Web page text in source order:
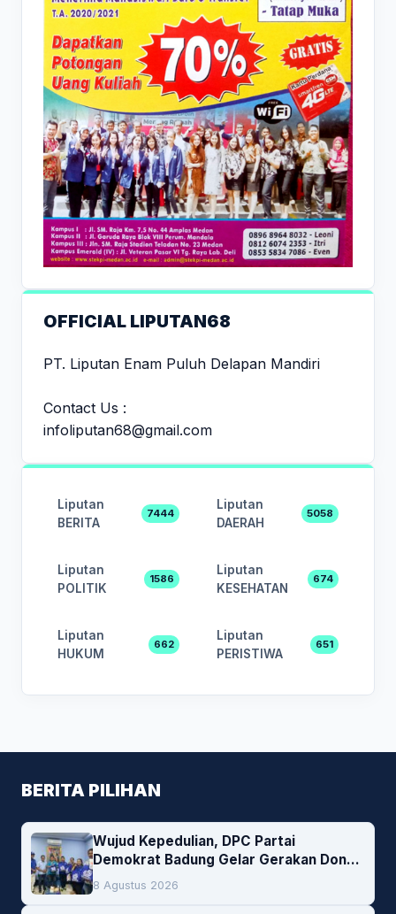
OFFICIAL LIPUTAN68
PT. Liputan Enam Puluh Delapan Mandiri
Contact Us :
infoliputan68@gmail.com
Liputan
BERITA
7444
Liputan
DAERAH
5058
Liputan
POLITIK
1586
Liputan
KESEHATAN
674
Liputan
HUKUM
662
Liputan
PERISTIWA
651
BERITA PILIHAN
Wujud Kepedulian, DPC Partai
Demokrat Badung Gelar Gerakan Donor
Darah
8 Agustus 2026